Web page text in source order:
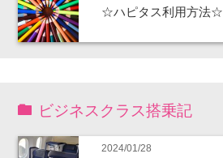
☆ハピタス利用方法☆
ビジネスクラス搭乗記
2024/01/28